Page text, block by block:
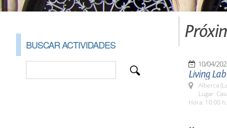
BUSCAR ACTIVIDADES
10/04/
Living
Alberca
Lugar:
Hora: 10:00 h.